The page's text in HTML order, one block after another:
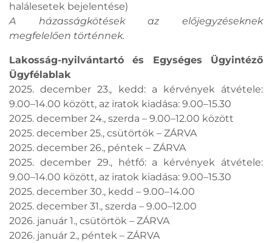
halálesetek bejelentése)
A házasságkötések az előjegyzéseknek
megfelelően történnek.
Lakosság-nyilvántartó és Egységes Ügyintéző
Ügyfélablak
2025. december 23., kedd: a kérvények átvétele:
9.00–14.00 között, az iratok kiadása: 9.00–15.30
2025. december 24., szerda – 9.00–12.00 között
2025. december 25., csütörtök – ZÁRVA
2025. december 26., péntek – ZÁRVA
2025. december 29., hétfő: a kérvények átvétele:
9.00–14.00 között, az iratok kiadása: 9.00–15.30
2025. december 30., kedd – 9.00–14.00
2025. december 31., szerda – 9.00–12.00
2026. január 1., csütörtök – ZÁRVA
2026. január 2., péntek – ZÁRVA